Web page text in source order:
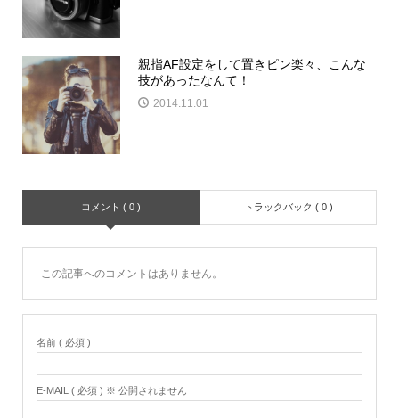
親指AF設定をして置きピン楽々、こんな
技があったなんて！
2014.11.01
コメント ( 0 ) トラックバック ( 0 )
この記事へのコメントはありません。
名前 ( 必須 )
E-MAIL ( 必須 ) ※ 公開されません